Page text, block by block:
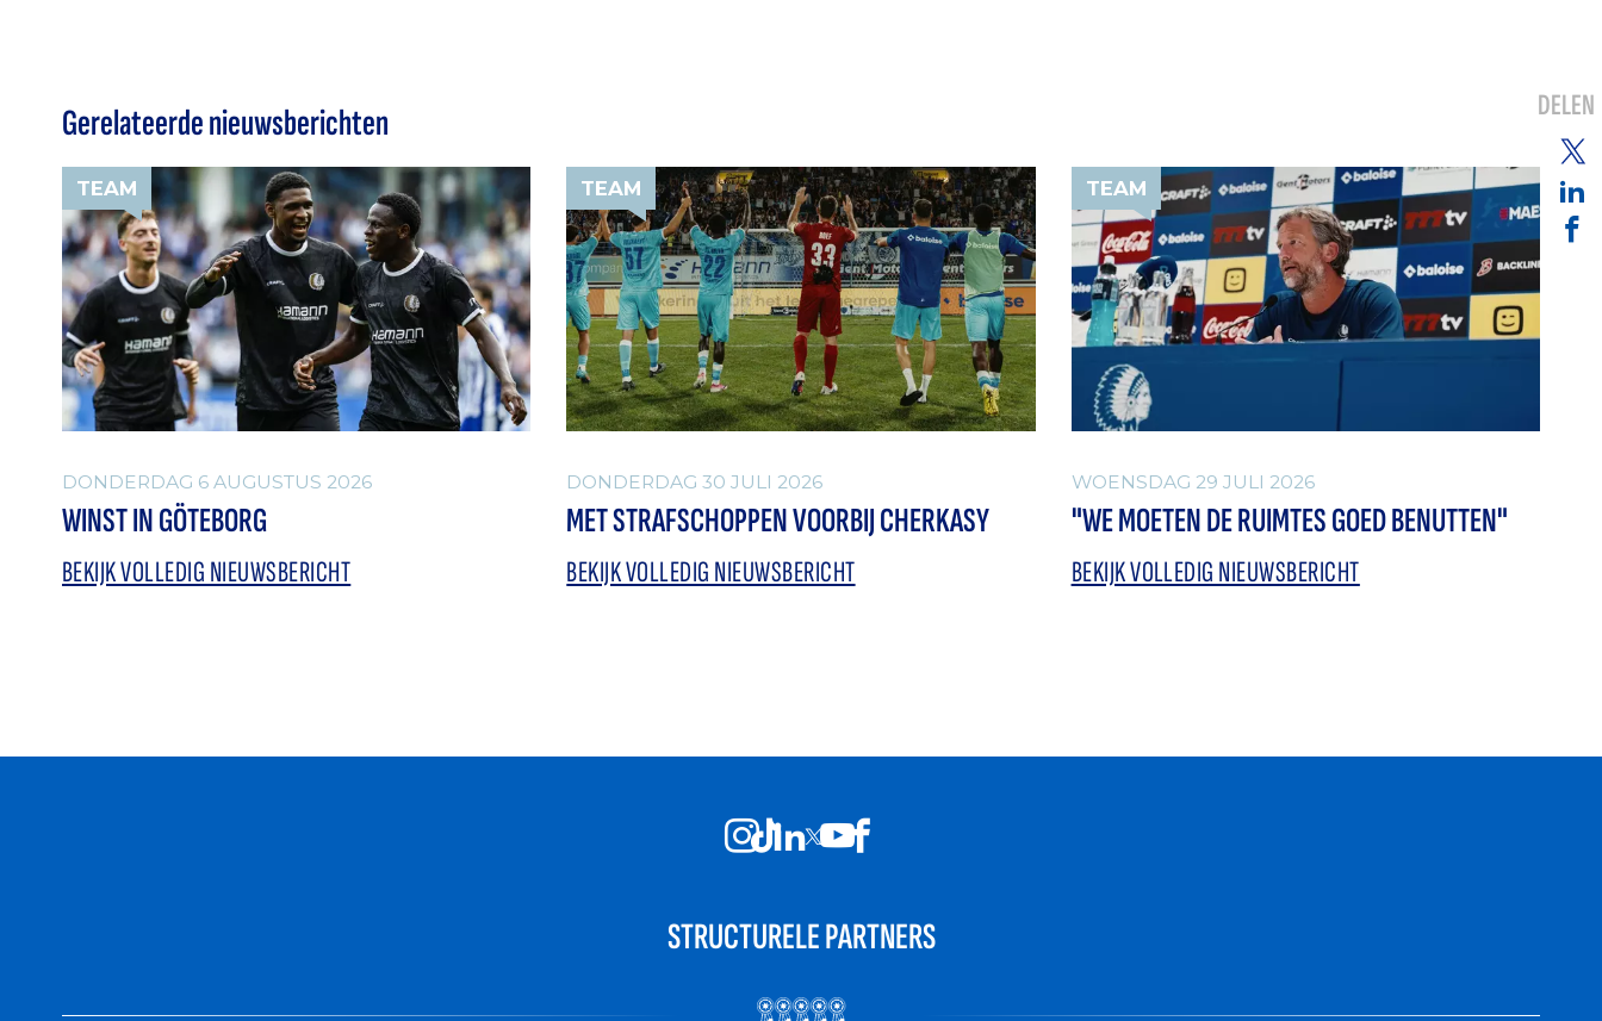
Gerelateerde nieuwsberichten
TEAM
DONDERDAG 6 AUGUSTUS 2026
WINST IN GÖTEBORG
BEKIJK VOLLEDIG NIEUWSBERICHT
TEAM
DONDERDAG 30 JULI 2026
MET STRAFSCHOPPEN VOORBIJ CHERKASY
BEKIJK VOLLEDIG NIEUWSBERICHT
TEAM
WOENSDAG 29 JULI 2026
"WE MOETEN DE RUIMTES GOED BENUTTEN"
BEKIJK VOLLEDIG NIEUWSBERICHT
DELEN
STRUCTURELE PARTNERS